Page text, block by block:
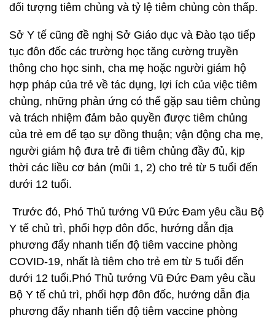
đối tượng tiêm chủng và tỷ lệ tiêm chủng còn thấp.
Sở Y tế cũng đề nghị Sở Giáo dục và Đào tạo tiếp
tục đôn đốc các trường học tăng cường truyền
thông cho học sinh, cha mẹ hoặc người giám hộ
hợp pháp của trẻ về tác dụng, lợi ích của việc tiêm
chủng, những phản ứng có thể gặp sau tiêm chủng
và trách nhiệm đảm bảo quyền được tiêm chủng
của trẻ em để tạo sự đồng thuận; vận động cha mẹ,
người giám hộ đưa trẻ đi tiêm chủng đầy đủ, kịp
thời các liều cơ bản (mũi 1, 2) cho trẻ từ 5 tuổi đến
dưới 12 tuổi.
Trước đó, Phó Thủ tướng Vũ Đức Đam yêu cầu Bộ
Y tế chủ trì, phối hợp đôn đốc, hướng dẫn địa
phương đẩy nhanh tiến độ tiêm vaccine phòng
COVID-19, nhất là tiêm cho trẻ em từ 5 tuổi đến
dưới 12 tuổi.Phó Thủ tướng Vũ Đức Đam yêu cầu
Bộ Y tế chủ trì, phối hợp đôn đốc, hướng dẫn địa
phương đẩy nhanh tiến độ tiêm vaccine phòng